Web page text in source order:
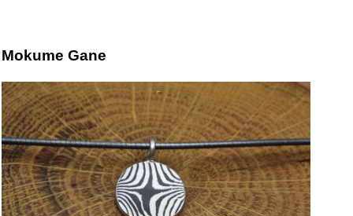
Mokume Gane